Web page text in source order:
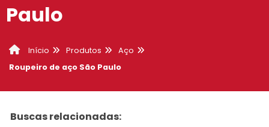
Paulo
Início Produtos
Aço
Roupeiro de aço São Paulo
Buscas relacionadas: